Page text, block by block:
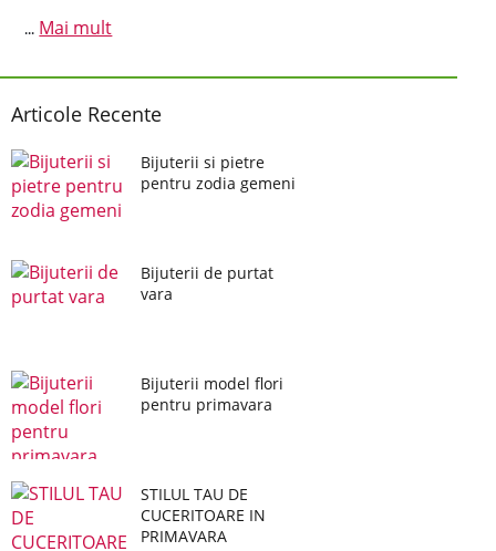
... Mai mult
Articole Recente
Bijuterii si pietre
pentru zodia gemeni
Bijuterii de purtat
vara
Bijuterii model flori
pentru primavara
STILUL TAU DE
CUCERITOARE IN
PRIMAVARA